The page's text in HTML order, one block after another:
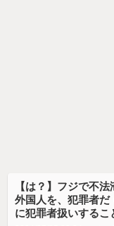
【は？】フジで不
外国人を、犯罪者だ
に犯罪者扱いするこ